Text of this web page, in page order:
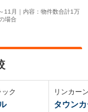
11月｜内容：物件数合計1万
場合
ク リンカー
タウン